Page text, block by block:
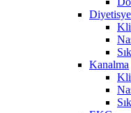
Kanalma